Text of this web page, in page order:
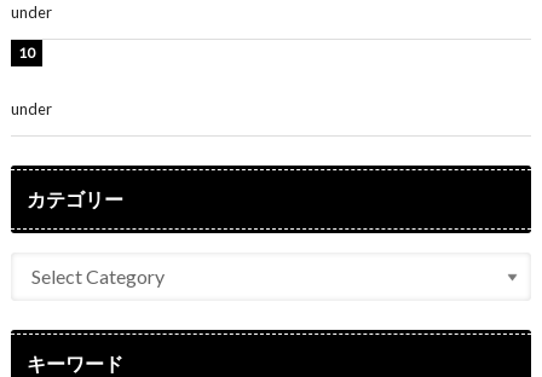
under
under
カテゴリー
キーワード